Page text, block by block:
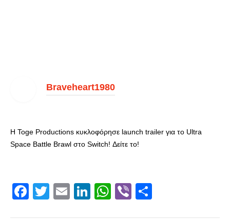
Braveheart1980
Η Toge Productions κυκλοφόρησε launch trailer για το Ultra
Space Battle Brawl στο Switch! Δείτε το!
Facebook
Twitter
EmailLinkedIn
WhatsApp
Viber